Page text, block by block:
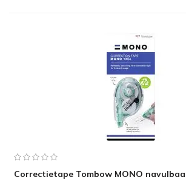
Correctietape Tombow MONO